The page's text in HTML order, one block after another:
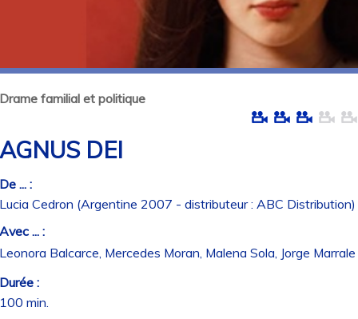
familial et politique
DEI
... :
Cedron (Argentine 2007 - distributeur : ABC Distribution)
... :
Balcarce, Mercedes Moran, Malena Sola, Jorge Marrale
:
min.